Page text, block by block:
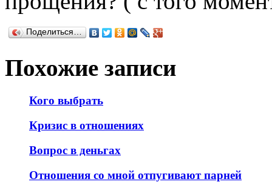
Поделиться…
Похожие записи
Кого выбрать
Кризис в отношениях
Вопрос в деньгах
Отношения со мной отпугивают парней